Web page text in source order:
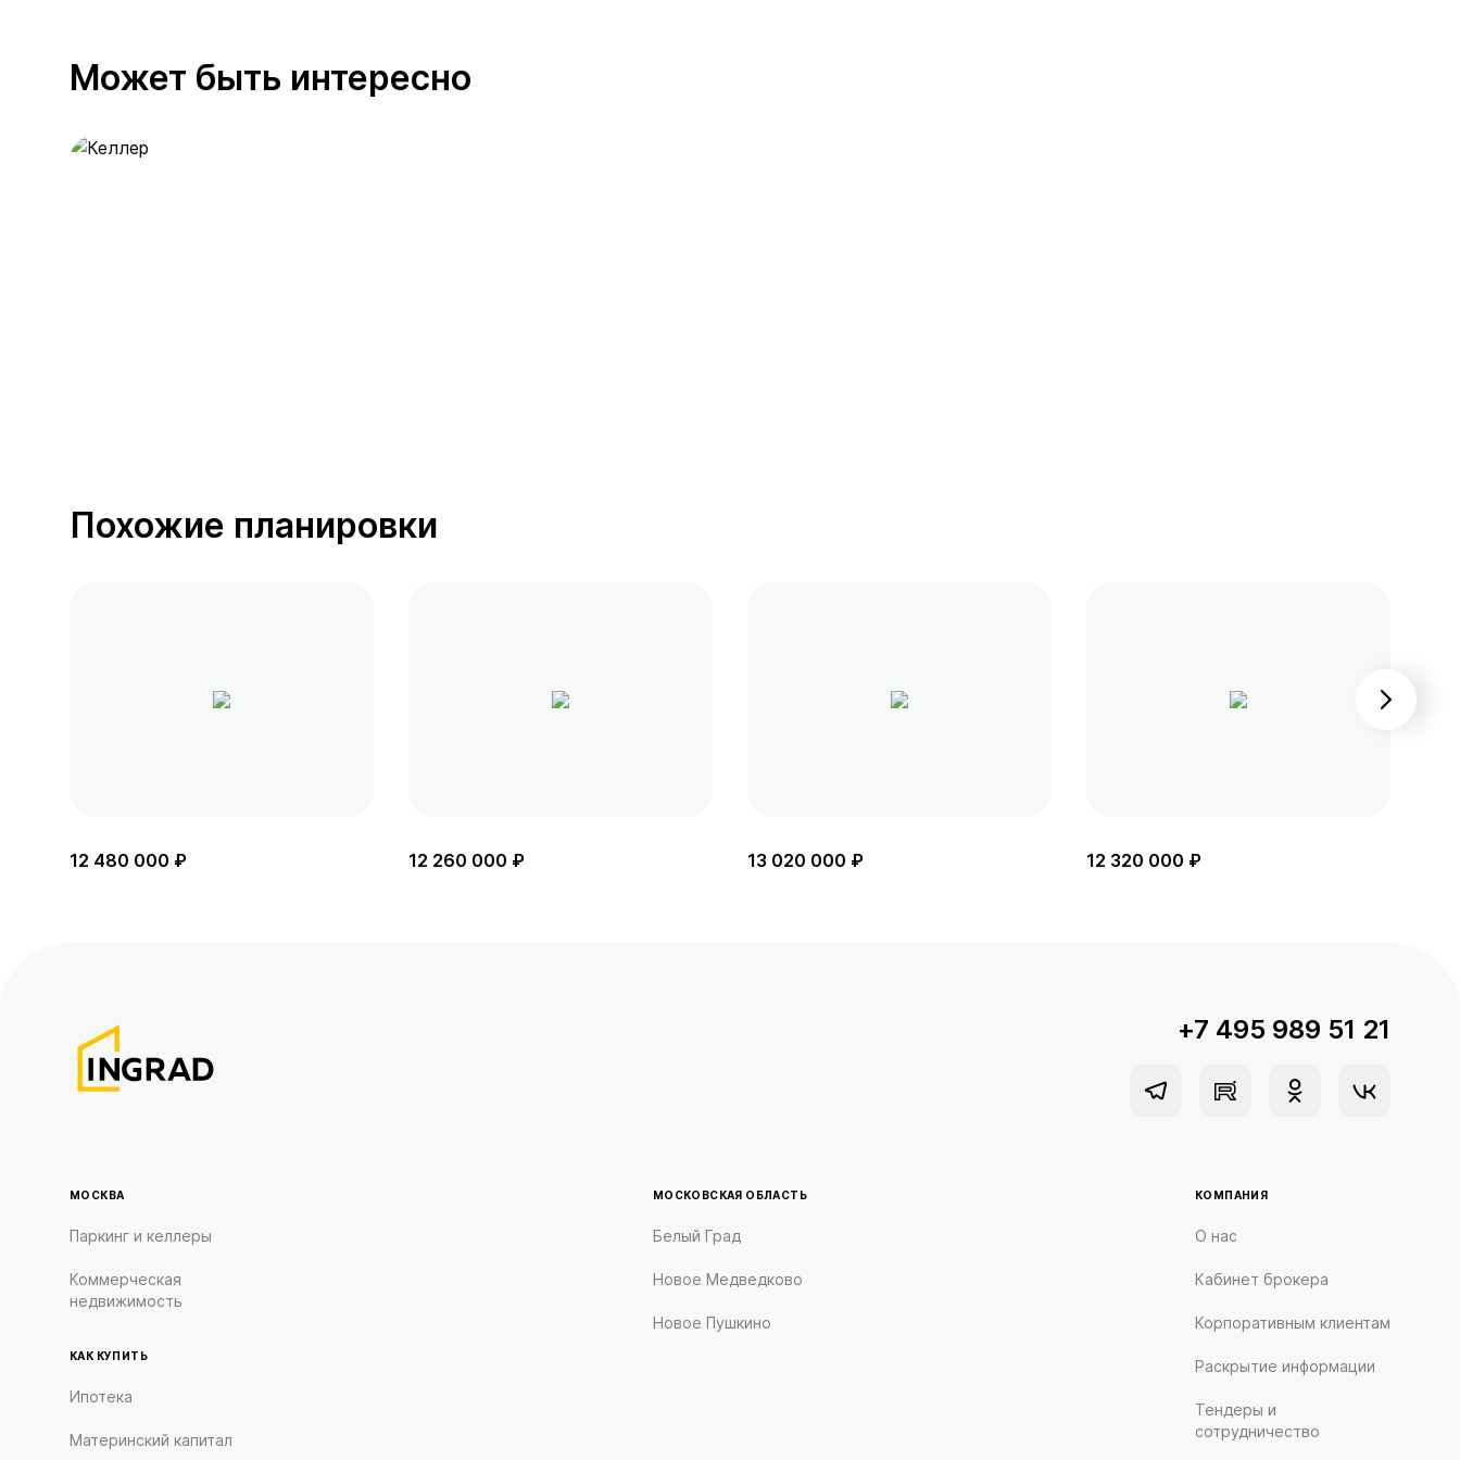
Может быть интересно
Похожие планировки
12 480 000 ₽ 12 260 000 ₽ 13 020 000 ₽ 12 320 000 ₽
+7 495 989 51 21
МОСКВА
Паркинг и келлеры
Коммерческая
недвижимость
КАК КУПИТЬ
Ипотека
Материнский капитал
МОСКОВСКАЯ ОБЛАСТЬ
Белый Град
Новое Медведково
Новое Пушкино
КОМПАНИЯ
О нас
Кабинет брокера
Корпоративным клиентам
Раскрытие информации
Тендеры и
сотрудничество